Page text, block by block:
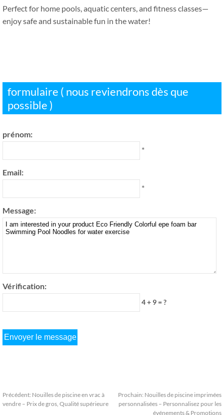
Perfect for home pools,aquatic centers,and fitness classes—
enjoy safe and sustainable fun in the water!
formulaire ( nous reviendrons dès que
possible )
prénom:
*
Email:
*
Message:
Vérification:
4 + 9 = ?
Précédent: Nouilles de piscine en vrac à
vendre – Prix de gros, Qualité supérieure
Prochain: Nouilles de piscine imprimées
personnalisées – Personnalisez pour les
événements & Promotions